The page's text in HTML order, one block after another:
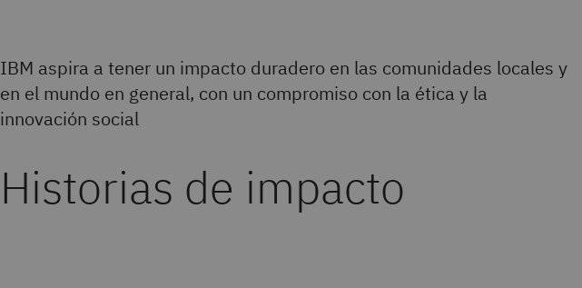
IBM aspira a tener un impacto duradero en las comunidades locales y
en el mundo en general, con un compromiso con la ética y la
innovación social
Historias de impacto